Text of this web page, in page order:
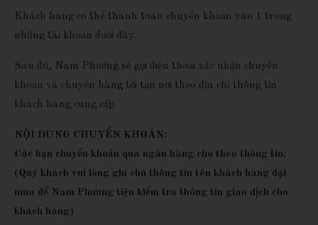
Khách hàng có thể thanh toán chuyển khoản vào 1 trong
những tài khoản dưới đây.
Sau đó, Nam Phương sẽ gọi điện thoại xác nhận chuyển
khoản và chuyển hàng tới tận nơi theo địa chỉ thông tin
khách hàng cung cấp.
NỘI DUNG CHUYỂN KHOẢN:
Các bạn chuyển khoản qua ngân hàng cho theo thông tin:
(Quý khách vui lòng ghi chú thông tin tên khách hàng đặt
mua để Nam Phương tiện kiểm tra thông tin giao dịch cho
khách hàng)